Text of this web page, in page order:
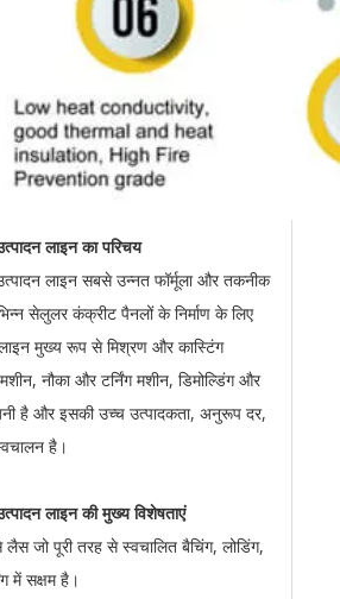
लाइन का परिचय
लाइन सबसे उन्नत फॉर्मूला और तकनीक
सेलुलर कंक्रीट पैनलों के निर्माण के लिए
मुख्य रूप से मिश्रण और कास्टिंग
नौका और टर्निंग मशीन, डिमोल्डिंग और
है और इसकी उच्च उत्पादकता, अनुरूप दर,
है।
लाइन की मुख्य विशेषताएं
लैस जो पूरी तरह से स्वचालित बैचिंग, लोडिंग,
में सक्षम है।